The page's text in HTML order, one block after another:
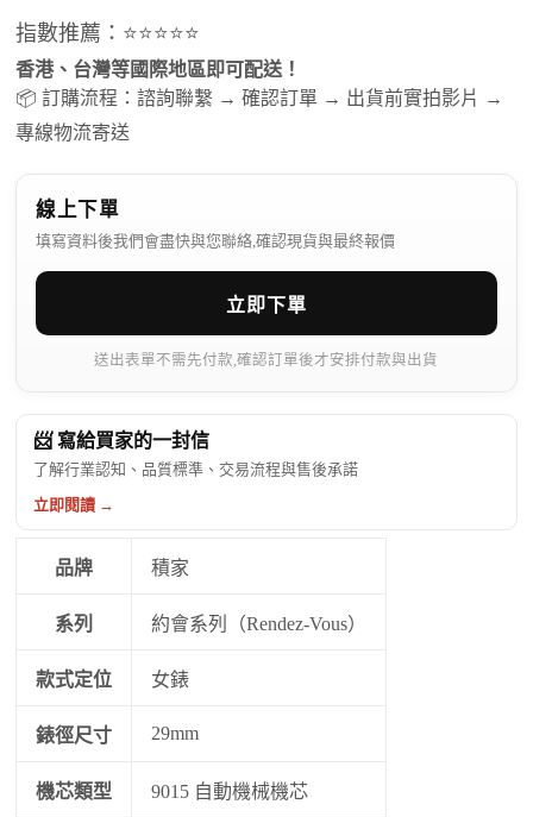
指數推薦：⭐⭐⭐⭐⭐
香港、台灣等國際地區即可配送！
📦 訂購流程：諮詢聯繫 → 確認訂單 → 出貨前實拍影片 →
專線物流寄送
線上下單
填寫資料後我們會盡快與您聯絡,確認現貨與最終報價
立即下單
送出表單不需先付款,確認訂單後才安排付款與出貨
📨 寫給買家的一封信
了解行業認知、品質標準、交易流程與售後承諾
立即閱讀 →
品牌 積家
系列 約會系列（Rendez-Vous）
款式定位 女錶
錶徑尺寸 29mm
機芯類型 9015 自動機械機芯